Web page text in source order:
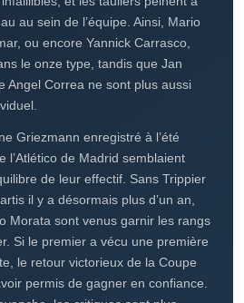
Après le titre de champion
au terme d’une saison tout à fait
a de nouveau subi la loi des
le Real Madrid, et le FC
de l’effectif champion il y a deux
et les tauliers peinent à
au sein de l’équipe. Ainsi, Mario
ou encore Yannick Carrasco,
le onze type, tandis que Jan
Angel Correa ne sont plus aussi
Griezmann enregistré à l’été
l’Atlético de Madrid semblaient
de leur effectif. Sans Trippier